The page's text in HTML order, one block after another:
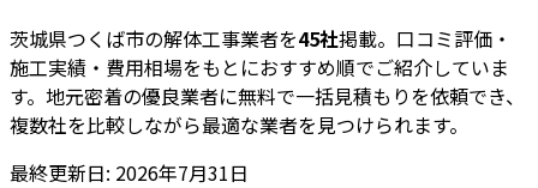
茨城県つくば市の解体工事業者を45社掲載。口コミ評価・
施工実績・費用相場をもとにおすすめ順でご紹介していま
す。地元密着の優良業者に無料で一括見積もりを依頼でき、
複数社を比較しながら最適な業者を見つけられます。
最終更新日: 2026年7月31日